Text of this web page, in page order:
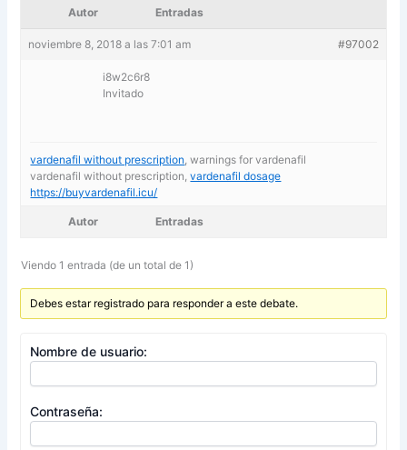
Autor Entradas
noviembre 8, 2018 a las 7:01 am #97002
i8w2c6r8
Invitado
vardenafil without prescription , warnings for vardenafil
vardenafil without prescription,vardenafil dosage
https://buyvardenafil.icu/
Autor Entradas
Viendo 1 entrada (de un total de 1)
Debes estar registrado para responder a este debate.
Nombre de usuario:
Contraseña: